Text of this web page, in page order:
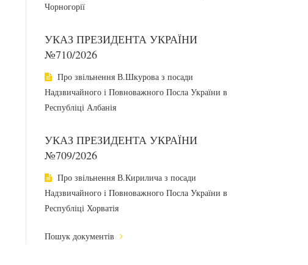
Чорногорії
УКАЗ ПРЕЗИДЕНТА УКРАЇНИ
№710/2026
Про звільнення В.Шкурова з посади
Надзвичайного і Повноважного Посла України в
Республіці Албанія
УКАЗ ПРЕЗИДЕНТА УКРАЇНИ
№709/2026
Про звільнення В.Кирилича з посади
Надзвичайного і Повноважного Посла України в
Республіці Хорватія
Пошук документів